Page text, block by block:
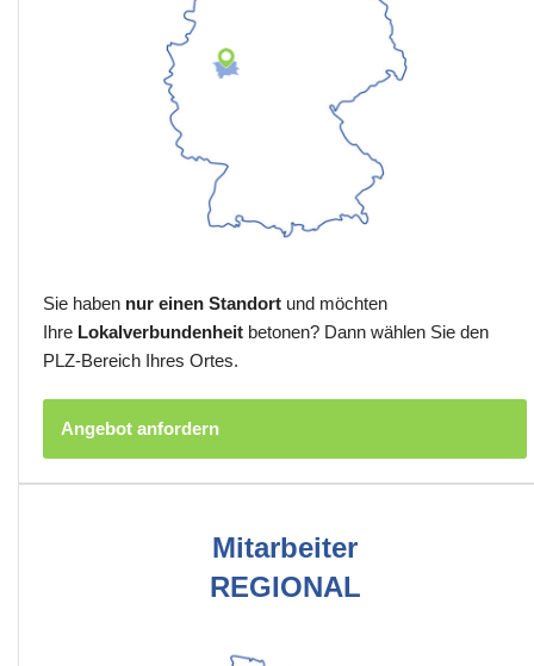
Sie haben nur einen Standort und möchten
Ihre Lokalverbundenheit betonen? Dann wählen Sie den
PLZ-Bereich Ihres Ortes.
Angebot anfordern
Mitarbeiter
REGIONAL